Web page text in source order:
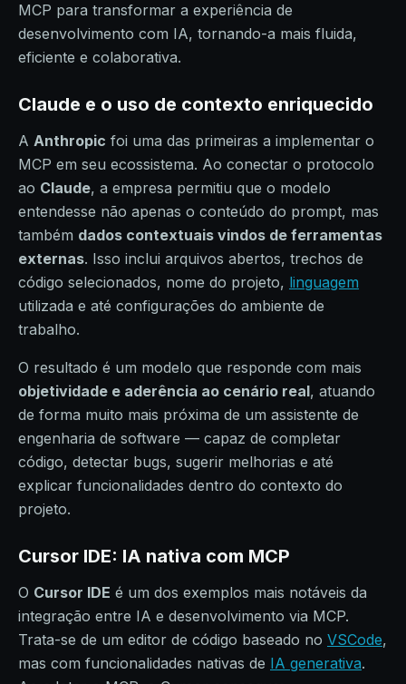
MCP para transformar a experiência de
desenvolvimento com IA, tornando-a mais fluida,
eficiente e colaborativa.
Claude e o uso de contexto enriquecido
A Anthropic foi uma das primeiras a implementar o
MCP em seu ecossistema. Ao conectar o protocolo
ao Claude, a empresa permitiu que o modelo
entendesse não apenas o conteúdo do prompt, mas
também dados contextuais vindos de ferramentas
externas. Isso inclui arquivos abertos, trechos de
código selecionados, nome do projeto, linguagem
utilizada e até configurações do ambiente de
trabalho.
O resultado é um modelo que responde com mais
objetividade e aderência ao cenário real, atuando
de forma muito mais próxima de um assistente de
engenharia de software — capaz de completar
código, detectar bugs, sugerir melhorias e até
explicar funcionalidades dentro do contexto do
projeto.
Cursor IDE: IA nativa com MCP
O Cursor IDE é um dos exemplos mais notáveis da
integração entre IA e desenvolvimento via MCP.
Trata-se de um editor de código baseado no VSCode,
mas com funcionalidades nativas de IA generativa.